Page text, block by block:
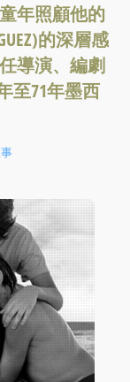
年照顧他的
的深層感
導演、編劇
至71年墨西